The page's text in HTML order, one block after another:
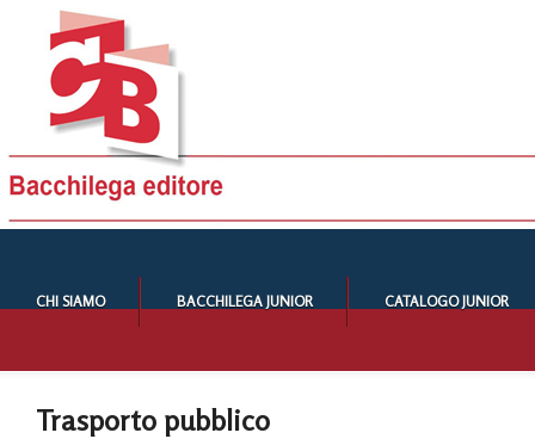
CHI SIAMO BACCHILEGA JUNIOR CATALOGO JUNIOR
Trasporto pubblico